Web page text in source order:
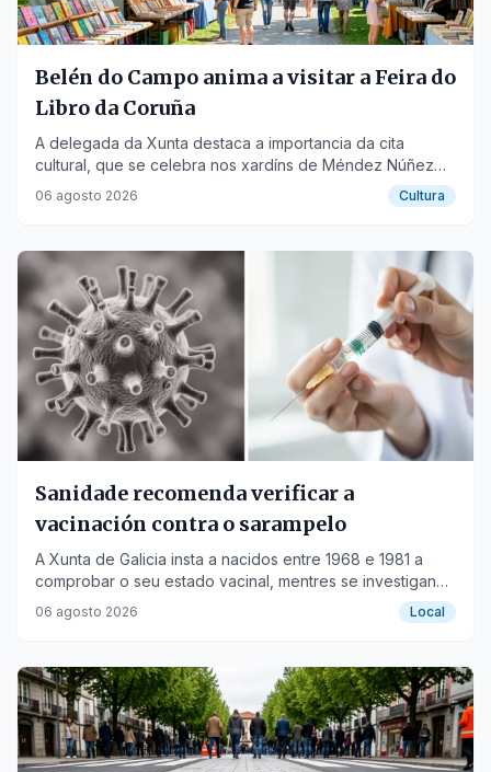
Belén do Campo anima a visitar a Feira do
Libro da Coruña
A delegada da Xunta destaca a importancia da cita
cultural, que se celebra nos xardíns de Méndez Núñez
ata o 10 de agosto.
06 agosto 2026 Cultura
Sanidade recomenda verificar a
vacinación contra o sarampelo
A Xunta de Galicia insta a nacidos entre 1968 e 1981 a
comprobar o seu estado vacinal, mentres se investigan
sucesos e a escaseza de auga.
06 agosto 2026 Local